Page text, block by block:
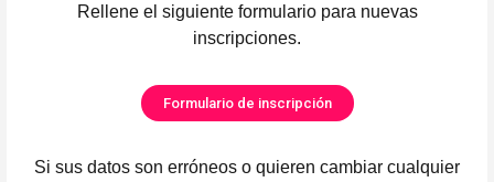
Rellene el siguiente formulario para nuevas
inscripciones.
Formulario de inscripción
Si sus datos son erróneos o quieren cambiar cualquier